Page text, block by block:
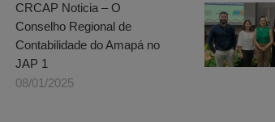
CRCAP Noticia – O
Conselho Regional de
Contabilidade do Amapá no
JAP 1
08/01/2025